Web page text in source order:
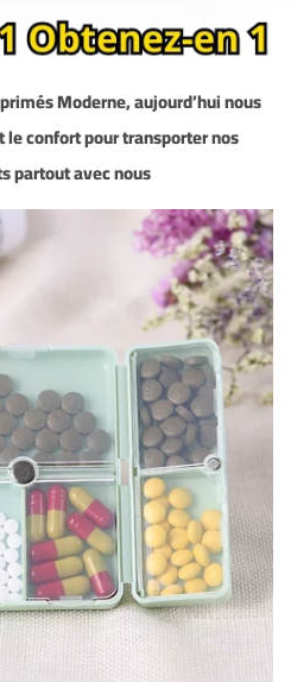
Moderne, aujourd’hui nous
confort pour transporter nos
partout avec nous.